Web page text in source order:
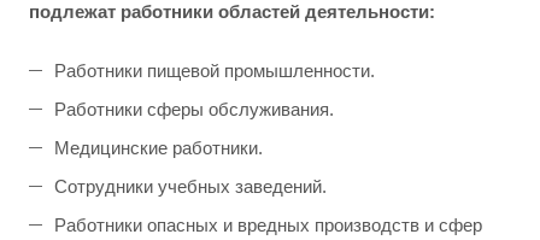
подлежат работники областей деятельности:
Работники пищевой промышленности.
Работники сферы обслуживания.
Медицинские работники.
Сотрудники учебных заведений.
Работники опасных и вредных производств и сфер